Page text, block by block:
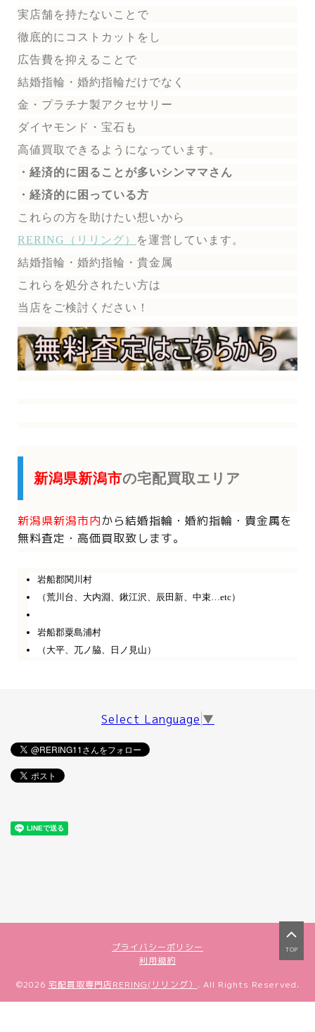
実店舗を持たないことで
徹底的にコストカットをし
広告費を抑えることで
結婚指輪・婚約指輪だけでなく
金・プラチナ製アクセサリー
ダイヤモンド・宝石も
高値買取できるようになっています。
・経済的に困ることが多いシンママさん
・経済的に困っている方
これらの方を助けたい想いから
RERING（リリング）
を運営しています。
結婚指輪・婚約指輪・貴金属
これらを処分されたい方は
当店をご検討ください！
新潟県新潟市の宅配買取エリア
新潟県新潟市内から結婚指輪・婚約指輪・貴金属を
無料査定・高価買取致します。
岩船郡関川村
（荒川台、大内淵、鍬江沢、辰田新、中束…etc）
岩船郡粟島浦村
（大平、兀ノ脇、日ノ見山）
Select Language ▼
プライバシーポリシー
利用規約
TOP
©2026 宅配買取専門店RERING(リリング） . All Rights Reserved.